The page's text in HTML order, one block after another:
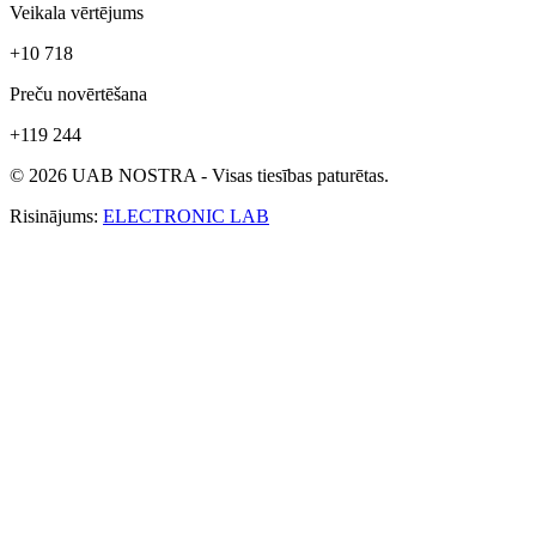
Veikala vērtējums
+10 718
Preču novērtēšana
+119 244
© 2026 UAB NOSTRA - Visas tiesības paturētas.
Risinājums: ELECTRONIC LAB